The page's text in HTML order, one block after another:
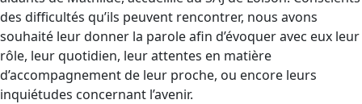
des difficultés qu’ils peuvent rencontrer, nous avons
souhaité leur donner la parole afin d’évoquer avec eux leur
rôle, leur quotidien, leur attentes en matière
d’accompagnement de leur proche, ou encore leurs
inquiétudes concernant l’avenir.